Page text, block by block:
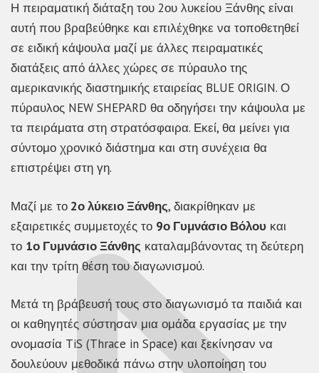
Η πειραματική διάταξη του 2ου λυκείου Ξάνθης είναι
αυτή που βραβεύθηκε και επιλέχθηκε να τοποθετηθεί
σε ειδική κάψουλα μαζί με άλλες πειραματικές
διατάξεις από άλλες χώρες σε πύραυλο της
αμερικανικής διαστημικής εταιρείας BLUE ORIGIN. Ο
πύραυλος NEW SHEPARD θα οδηγήσει την κάψουλα με
τα πειράματα στη στρατόσφαιρα. Εκεί, θα μείνει για
σύντομο χρονικό διάστημα και στη συνέχεια θα
επιστρέψει στη γη.
Μαζί με το 2ο λύκειο Ξάνθης, διακρίθηκαν με
εξαιρετικές συμμετοχές το 9ο Γυμνάσιο Βόλου και
το 1ο Γυμνάσιο Ξάνθης καταλαμβάνοντας τη δεύτερη
και την τρίτη θέση του διαγωνισμού.
Μετά τη βράβευσή τους στο διαγωνισμό τα παιδιά και
οι καθηγητές σύστησαν μια ομάδα εργασίας με την
ονομασία TiS (Thrace in Space) και ξεκίνησαν να
δουλεύουν μεθοδικά πάνω στην υλοποίηση του